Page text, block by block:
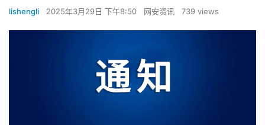
lishengli 2025年3月29日 下午8:50 网安资讯 739 views